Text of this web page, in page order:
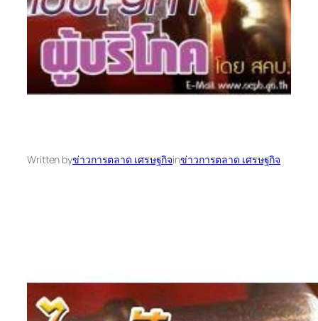
Written byข่าวการตลาด เศรษฐกิจinข่าวการตลาด เศรษฐกิจ